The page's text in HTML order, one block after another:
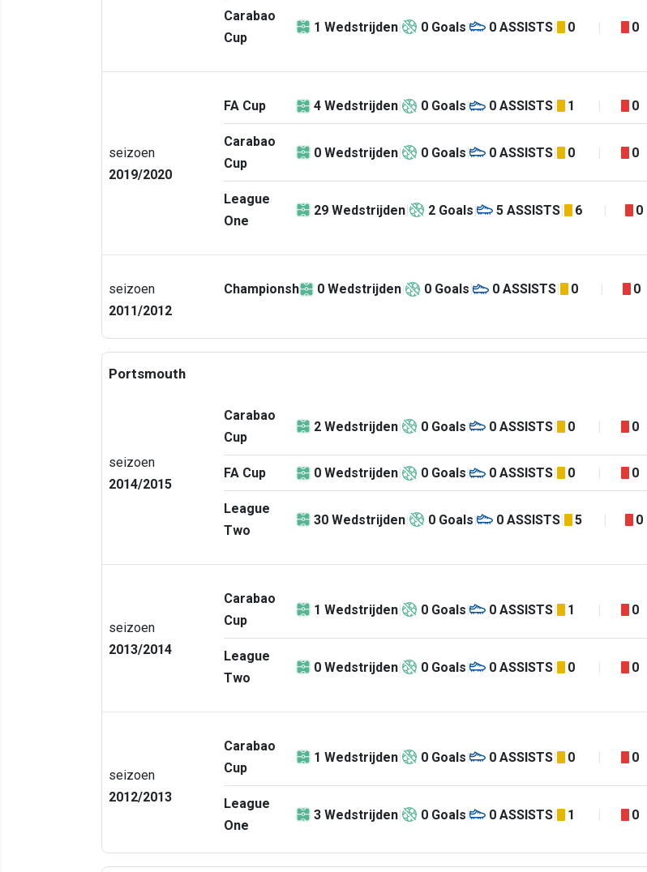
Carabao
Cup
1 Wedstrijden 0 Goals 0 ASSISTS 0 0
seizoen
2019/2020
FA Cup 4 Wedstrijden 0 Goals 0 ASSISTS 1 0
Carabao
Cup
0 Wedstrijden 0 Goals 0 ASSISTS 0 0
League
One
29 Wedstrijden 2 Goals 5 ASSISTS 6 0
seizoen
2011/2012
Championship 0 Wedstrijden 0 Goals 0 ASSISTS 0 0
Portsmouth
seizoen
2014/2015
Carabao
Cup
2 Wedstrijden 0 Goals 0 ASSISTS 0 0
FA Cup 0 Wedstrijden 0 Goals 0 ASSISTS 0 0
League
Two
30 Wedstrijden 0 Goals 0 ASSISTS 5 0
seizoen
2013/2014
Carabao
Cup
1 Wedstrijden 0 Goals 0 ASSISTS 1 0
League
Two
0 Wedstrijden 0 Goals 0 ASSISTS 0 0
seizoen
2012/2013
Carabao
Cup
1 Wedstrijden 0 Goals 0 ASSISTS 0 0
League
One
3 Wedstrijden 0 Goals 0 ASSISTS 1 0